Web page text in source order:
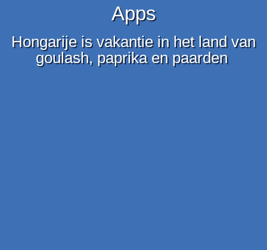
Apps
Hongarije is vakantie in het land van
goulash, paprika en paarden